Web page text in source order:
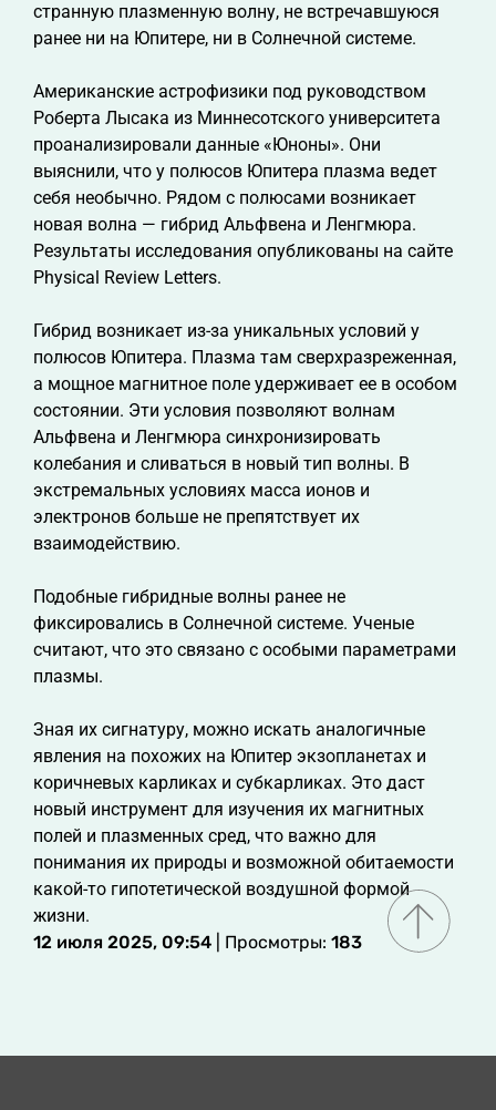
странную плазменную волну, не встречавшуюся
ранее ни на Юпитере, ни в Солнечной системе.
Американские астрофизики под руководством
Роберта Лысака из Миннесотского университета
проанализировали данные «Юноны». Они
выяснили, что у полюсов Юпитера плазма ведет
себя необычно. Рядом с полюсами возникает
новая волна — гибрид Альфвена и Ленгмюра.
Результаты исследования опубликованы на сайте
Physical Review Letters.
Гибрид возникает из-за уникальных условий у
полюсов Юпитера. Плазма там сверхразреженная,
а мощное магнитное поле удерживает ее в особом
состоянии. Эти условия позволяют волнам
Альфвена и Ленгмюра синхронизировать
колебания и сливаться в новый тип волны. В
экстремальных условиях масса ионов и
электронов больше не препятствует их
взаимодействию.
Подобные гибридные волны ранее не
фиксировались в Солнечной системе. Ученые
считают, что это связано с особыми параметрами
плазмы.
Зная их сигнатуру, можно искать аналогичные
явления на похожих на Юпитер экзопланетах и
коричневых карликах и субкарликах. Это даст
новый инструмент для изучения их магнитных
полей и плазменных сред, что важно для
понимания их природы и возможной обитаемости
какой-то гипотетической воздушной формой
жизни.
12 июля 2025, 09:54 | Просмотры: 183